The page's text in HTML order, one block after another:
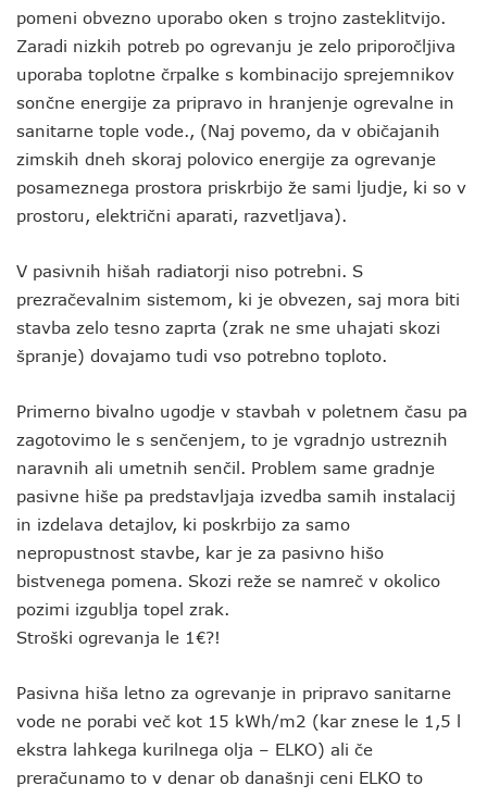
pomeni obvezno uporabo oken s trojno zasteklitvijo.
Zaradi nizkih potreb po ogrevanju je zelo priporočljiva
uporaba toplotne črpalke s kombinacijo sprejemnikov
sončne energije za pripravo in hranjenje ogrevalne in
sanitarne tople vode., (Naj povemo, da v običajanih
zimskih dneh skoraj polovico energije za ogrevanje
posameznega prostora priskrbijo že sami ljudje, ki so v
prostoru, električni aparati, razvetljava).
V pasivnih hišah radiatorji niso potrebni. S
prezračevalnim sistemom, ki je obvezen, saj mora biti
stavba zelo tesno zaprta (zrak ne sme uhajati skozi
špranje) dovajamo tudi vso potrebno toploto.
Primerno bivalno ugodje v stavbah v poletnem času pa
zagotovimo le s senčenjem, to je vgradnjo ustreznih
naravnih ali umetnih senčil. Problem same gradnje
pasivne hiše pa predstavljaja izvedba samih instalacij
in izdelava detajlov, ki poskrbijo za samo
nepropustnost stavbe, kar je za pasivno hišo
bistvenega pomena. Skozi reže se namreč v okolico
pozimi izgublja topel zrak.
Stroški ogrevanja le 1€?!
Pasivna hiša letno za ogrevanje in pripravo sanitarne
vode ne porabi več kot 15 kWh/m2 (kar znese le 1,5 l
ekstra lahkega kurilnega olja – ELKO) ali če
preračunamo to v denar ob današnji ceni ELKO to